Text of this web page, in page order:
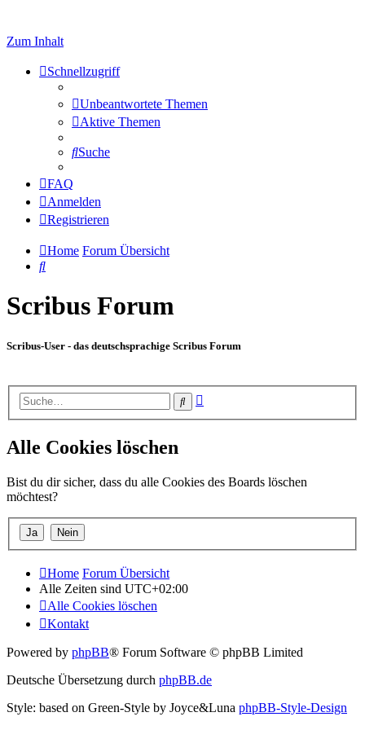
Zum Inhalt
Schnellzugriff
Unbeantwortete Themen
Aktive Themen
Suche
FAQ
Anmelden
Registrieren
Home Forum Übersicht
Suche
Scribus Forum
Scribus-User - das deutschsprachige Scribus Forum
Suche
Alle Cookies löschen
Bist du dir sicher, dass du alle Cookies des Boards löschen
möchtest?
Home Forum Übersicht
Alle Zeiten sind UTC+02:00
Alle Cookies löschen
Kontakt
Powered by phpBB® Forum Software © phpBB Limited
Deutsche Übersetzung durch phpBB.de
Style: based on Green-Style by Joyce&Luna phpBB-Style-Design